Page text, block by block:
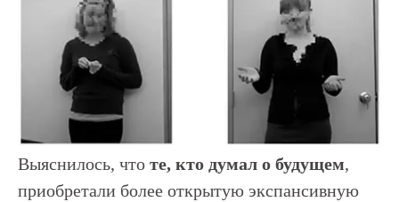
Выяснилось, что те, кто думал о будущем,
приобретали более открытую экспансивную